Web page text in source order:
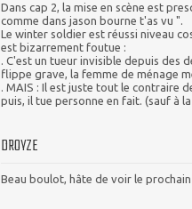
Dans cap 2, la mise en scène est
comme dans jason bourne t'as vu ".
Le winter soldier est réussi niveau
est bizarrement foutue :
. C'est un tueur invisible depuis des
flippe grave, la femme de ménage
. MAIS : Il est juste tout le contraire
puis, il tue personne en fait. (sauf à
DROYZE
Beau boulot, hâte de voir le